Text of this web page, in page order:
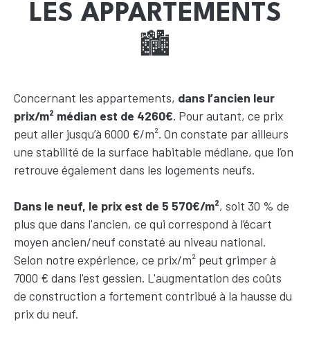
LES APPARTEMENTS
🏙️
Concernant les appartements, dans l’ancien leur
prix/m² médian est de 4260€. Pour autant, ce prix
peut aller jusqu’à 6000 €/m². On constate par ailleurs
une stabilité de la surface habitable médiane, que l’on
retrouve également dans les logements neufs.
Dans le neuf, le prix est de 5 570€/m², soit 30 % de
plus que dans l'ancien, ce qui correspond à l’écart
moyen ancien/neuf constaté au niveau national.
Selon notre expérience, ce prix/m² peut grimper à
7000 € dans l'est gessien. L'augmentation des coûts
de construction a fortement contribué à la hausse du
prix du neuf.